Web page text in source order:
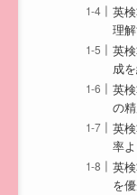
英
理
英
成
英
の
英
率
英
を